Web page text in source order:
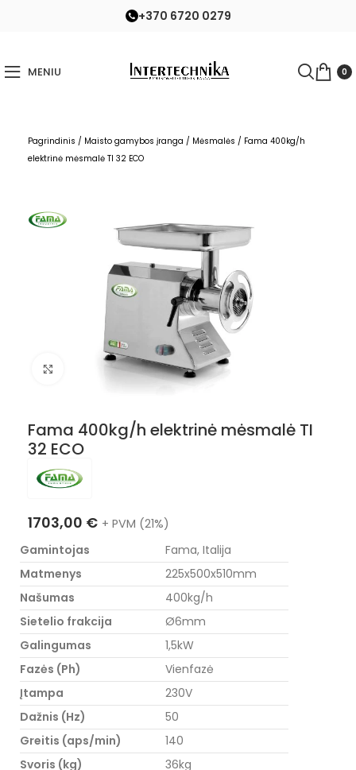
+370 6720 0279
MENIU 0
Pagrindinis / Maisto gamybos įranga / Mėsmalės / Fama 400kg/h
elektrinė mėsmalė TI 32 ECO
Nuotraukos padidinimas
Fama 400kg/h elektrinė mėsmalė TI
32 ECO
1703,00 € + PVM (21%)
Gamintojas
Fama, Italija
Matmenys
225x500x510mm
Našumas
400kg/h
Sietelio frakcija
Ø6mm
Galingumas
1,5kW
Fazės (Ph)
Vienfazė
Įtampa
230V
Dažnis (Hz)
50
Greitis (aps/min)
140
Svoris (kg)
36kg